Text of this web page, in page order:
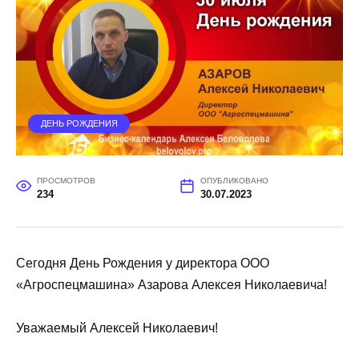
ДЕНЬ РОЖДЕНИЯ
ПРОСМОТРОВ
234
ОПУБЛИКОВАНО
30.07.2023
Сегодня День Рождения у директора ООО
«Агроспецмашина» Азарова Алексея Николаевича!
Уважаемый Алексей Николаевич!